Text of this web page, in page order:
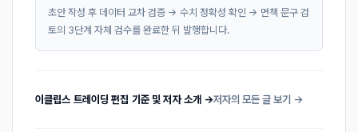
초안 작성 후 데이터 교차 검증 → 수치 정확성 확인 → 면책 문구 검
토의 3단계 자체 검수를 완료한 뒤 발행합니다.
이클립스 트레이딩 편집 기준 및 저자 소개 →저자의 모든 글 보기 →